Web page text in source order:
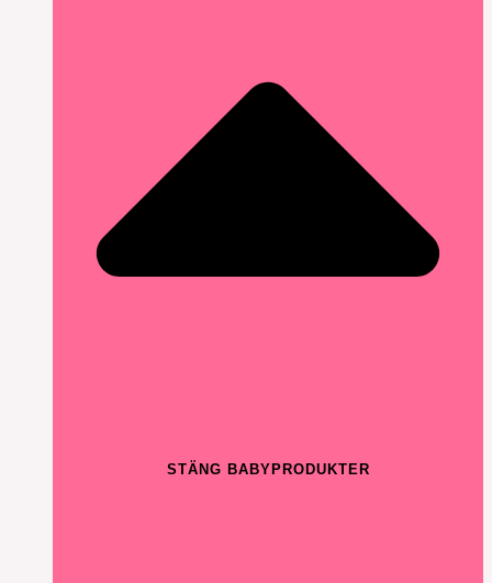
STÄNG BABYPRODUKTER